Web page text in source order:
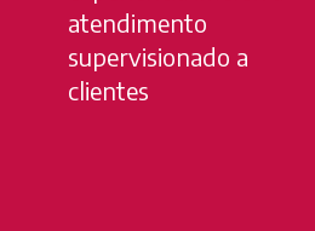
atendimento
supervisionado a
clientes